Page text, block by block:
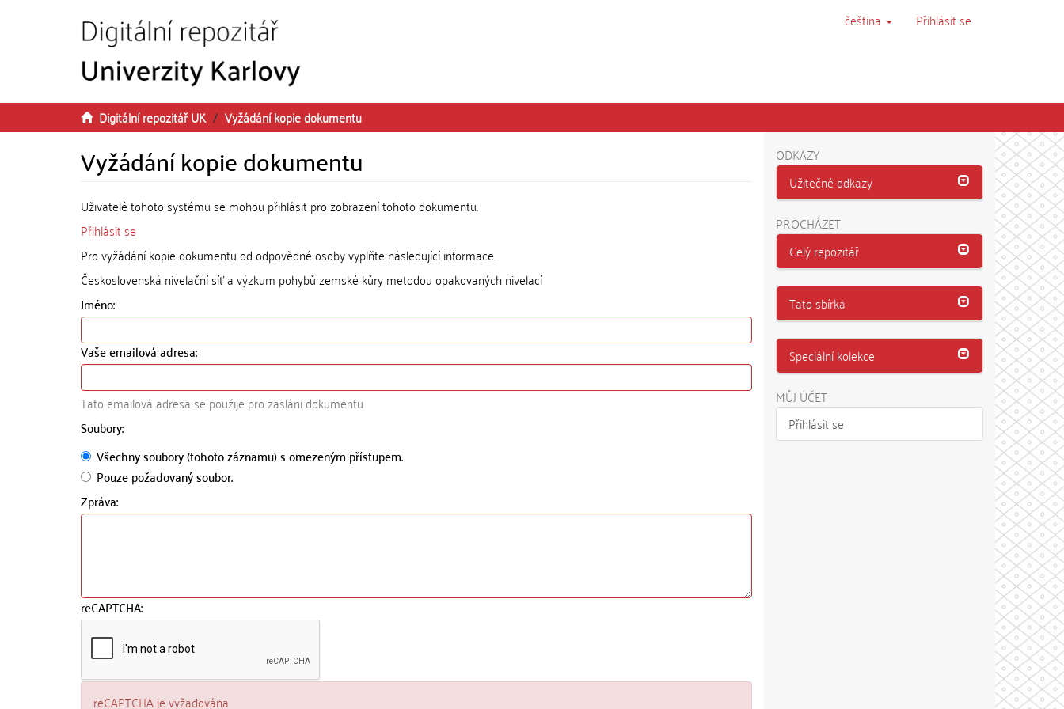
čeština Přihlásit se
Digitální repozitář UK Vyžádání kopie dokumentu
Vyžádání kopie dokumentu
Uživatelé tohoto systému se mohou přihlásit pro zobrazení tohoto dokumentu.
Přihlásit se
Pro vyžádání kopie dokumentu od odpovědné osoby vyplňte následující informace.
Československá nivelační síť a výzkum pohybů zemské kůry metodou opakovaných nivelací
Jméno:
Vaše emailová adresa:
Tato emailová adresa se použije pro zaslání dokumentu
Soubory:
Všechny soubory (tohoto záznamu) s omezeným přístupem.
Pouze požadovaný soubor.
Zpráva:
reCAPTCHA:
reCAPTCHA je vyžadována
ODKAZY
Užitečné odkazy
PROCHÁZET
Celý repozitář
Tato sbírka
Speciální kolekce
MŮJ ÚČET
Přihlásit se